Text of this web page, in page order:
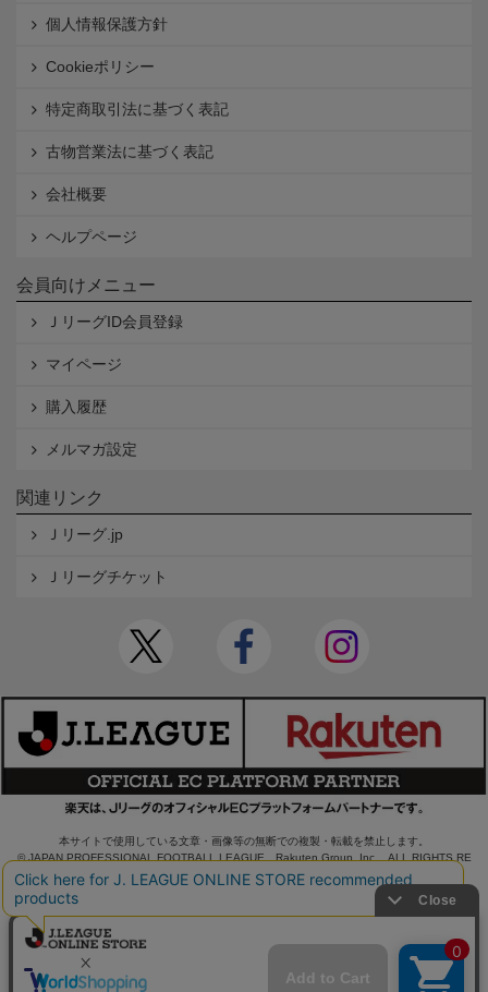
個人情報保護方針
Cookieポリシー
特定商取引法に基づく表記
古物営業法に基づく表記
会社概要
ヘルプページ
会員向けメニュー
ＪリーグID会員登録
マイページ
購入履歴
メルマガ設定
関連リンク
Ｊリーグ.jp
Ｊリーグチケット
本サイトで使用している文章・画像等の無断での複製・転載を禁止します。
© JAPAN PROFESSIONAL FOOTBALL LEAGUE Rakuten Group, Inc. ALL RIGHTS RE
SERVED.